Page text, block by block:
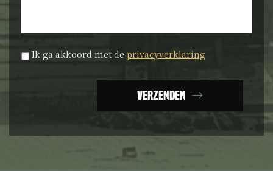
Privacyverklaring *
Ik ga akkoord met de privacyverklaring
Verzenden